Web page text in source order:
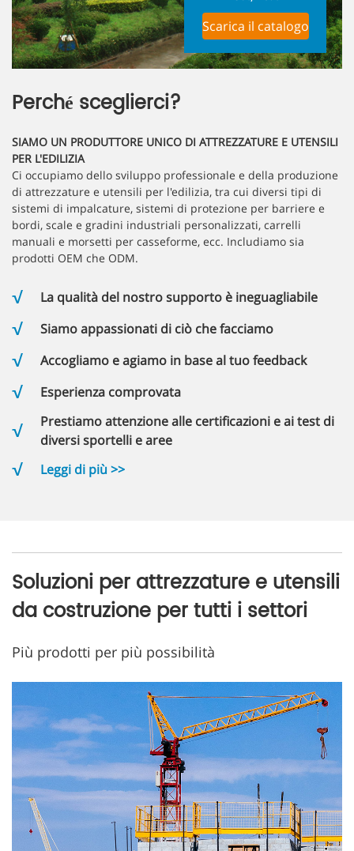
Scarica il catalogo
Perché sceglierci?
SIAMO UN PRODUTTORE UNICO DI ATTREZZATURE E UTENSILI
PER L'EDILIZIA
Ci occupiamo dello sviluppo professionale e della produzione
di attrezzature e utensili per l'edilizia, tra cui diversi tipi di
sistemi di impalcature, sistemi di protezione per barriere e
bordi, scale e gradini industriali personalizzati, carrelli
manuali e morsetti per casseforme, ecc. Includiamo sia
prodotti OEM che ODM.
La qualità del nostro supporto è ineguagliabile
Siamo appassionati di ciò che facciamo
Accogliamo e agiamo in base al tuo feedback
Esperienza comprovata
Prestiamo attenzione alle certificazioni e ai test di
diversi sportelli e aree
Leggi di più >>
Soluzioni per attrezzature e utensili
da costruzione per tutti i settori
Più prodotti per più possibilità